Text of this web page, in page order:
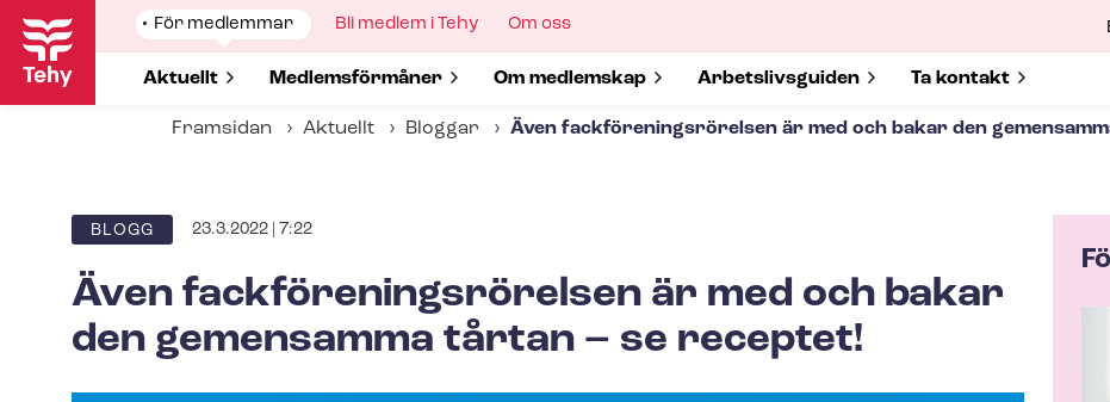
Hoppa
huvudinnehåll
Show
submenu
for
För medlemmar
Show submenu for
Aktuellt Show submenu for
Med­lems­för­må­ner Show submenu for
Om medlemskap Show submenu for
Ar­bets­livs­gui­den Show submenu for
Ta kontakt
Show
for
Bli medlem i Tehy
Show
Om oss
Framsidan Aktuellt Bloggar Även fack­för­e­nings­rö­rel­sen är med och bakar den
BLOGG 23.3.2022 | 7:22
Även fack­för­e­nings­rö­rel­sen är med och bakar
den gemensamma tårtan – se receptet!